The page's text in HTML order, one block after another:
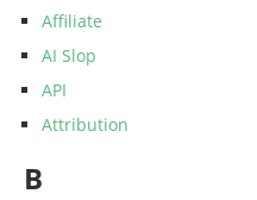
Affiliate
AI Slop
API
Attribution
B